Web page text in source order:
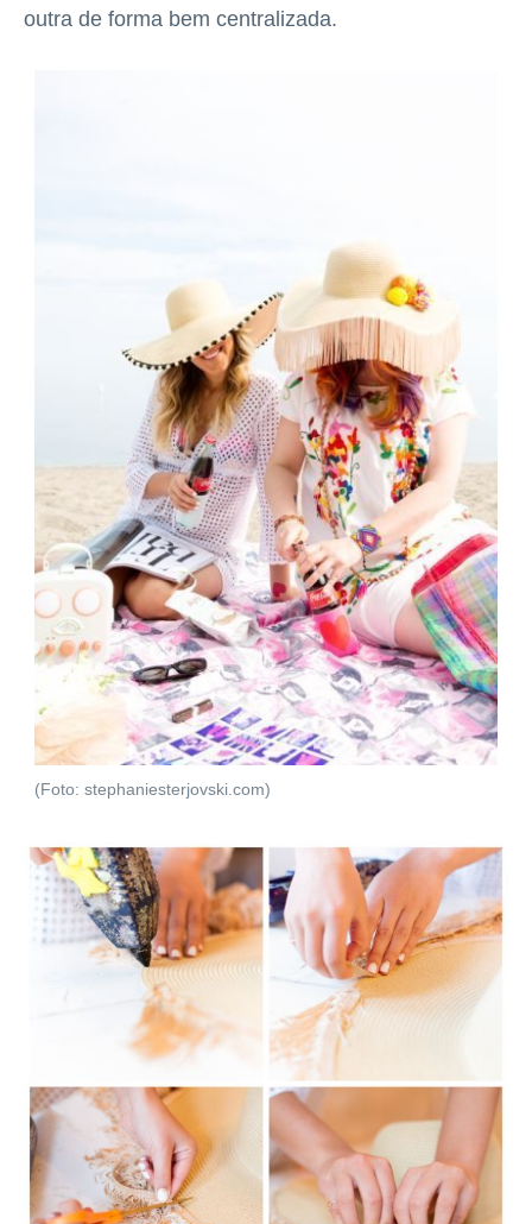
outra de forma bem centralizada.
(Foto: stephaniesterjovski.com)